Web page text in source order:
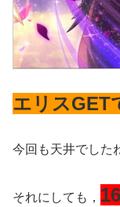
エリスGET
今回も天井でした
それにしても，